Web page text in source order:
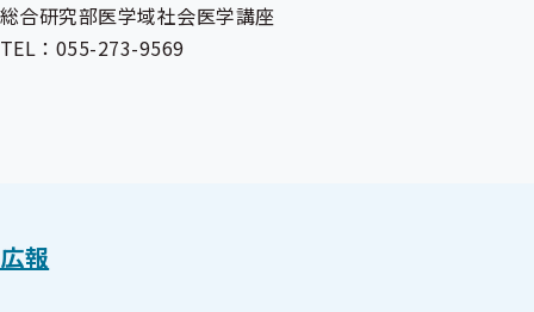
総合研究部医学域社会医学講座
TEL：055-273-9569
広報